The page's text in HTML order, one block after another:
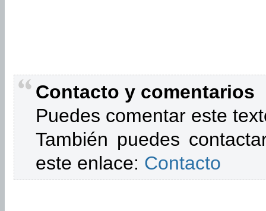
Contacto y comentarios
Puedes comentar este
También puedes
este enlace: Contacto